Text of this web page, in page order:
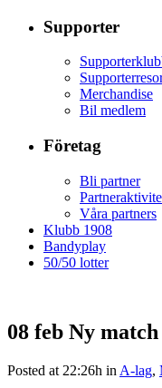
Supporter
Merchandise
Bil medlem
Företag
Bli partner
Våra partners
Klubb 1908
Bandyplay
50/50 lotter
08 feb Ny match
Posted at 22:26h in A-lag,